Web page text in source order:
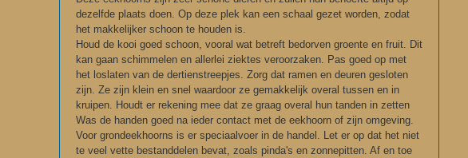
dezelfde plaats doen. Op deze plek kan een schaal gezet worden, zodat
het makkelijker schoon te houden is.
Houd de kooi goed schoon, vooral wat betreft bedorven groente en fruit. Dit
kan gaan schimmelen en allerlei ziektes veroorzaken. Pas goed op met
het loslaten van de dertienstreepjes. Zorg dat ramen en deuren gesloten
zijn. Ze zijn klein en snel waardoor ze gemakkelijk overal tussen en in
kruipen. Houdt er rekening mee dat ze graag overal hun tanden in zetten
Was de handen goed na ieder contact met de eekhoorn of zijn omgeving.
Voor grondeekhoorns is er speciaalvoer in de handel. Let er op dat het niet
te veel vette bestanddelen bevat, zoals pinda's en zonnepitten. Af en toe